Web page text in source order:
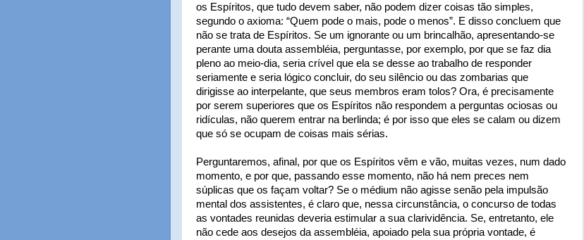
os Espíritos, que tudo devem saber, não podem dizer coisas tão simples,
segundo o axioma: “Quem pode o mais, pode o menos”. E disso concluem que
não se trata de Espíritos. Se um ignorante ou um brincalhão, apresentando-se
perante uma douta assembléia, perguntasse, por exemplo, por que se faz dia
pleno ao meio-dia, seria crível que ela se desse ao trabalho de responder
seriamente e seria lógico concluir, do seu silêncio ou das zombarias que
dirigisse ao interpelante, que seus membros eram tolos? Ora, é precisamente
por serem superiores que os Espíritos não respondem a perguntas ociosas ou
ridículas, não querem entrar na berlinda; é por isso que eles se calam ou dizem
que só se ocupam de coisas mais sérias.
Perguntaremos, afinal, por que os Espíritos vêm e vão, muitas vezes, num dado
momento, e por que, passando esse momento, não há nem preces nem
súplicas que os façam voltar? Se o médium não agisse senão pela impulsão
mental dos assistentes, é claro que, nessa circunstância, o concurso de todas
as vontades reunidas deveria estimular a sua clarividência. Se, entretanto, ele
não cede aos desejos da assembléia, apoiado pela sua própria vontade, é